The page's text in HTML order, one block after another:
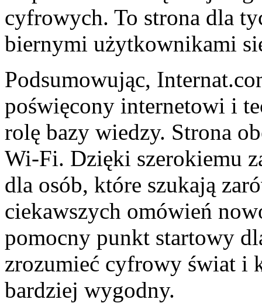
cyfrowych. To strona dla
biernymi użytkownikami
Podsumowując,
poświęcony internetowi i
rolę bazy wiedzy. Strona
Wi-Fi. Dzięki szerokiemu
dla osób, które szukają
ciekawszych omówień
pomocny punkt startowy
zrozumieć cyfrowy świat i
bardziej wygodny.